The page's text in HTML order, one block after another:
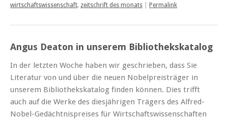
wirtschaftswissenschaft, zeitschrift des monats Permalink
Angus Deaton in unserem Bibliothekskatalog
In der letzten Woche haben wir geschrieben, dass Sie
Literatur von und über die neuen Nobelpreisträger in
unserem Bibliothekskatalog finden können. Dies trifft
auch auf die Werke des diesjährigen Trägers des Alfred-
Nobel-Gedächtnispreises für Wirtschaftswissenschaften